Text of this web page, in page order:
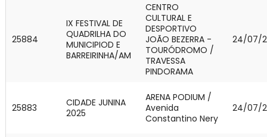
25884
IX FESTIVAL DE
QUADRILHA DO
MUNICIPIOD E
BARREIRINHA/AM
CENTRO
CULTURAL E
DESPORTIVO
JOÃO BEZERRA -
TOURÓDROMO /
TRAVESSA
PINDORAMA
24/07/
25883
CIDADE JUNINA
2025
ARENA PODIUM /
Avenida
Constantino Nery
24/07/